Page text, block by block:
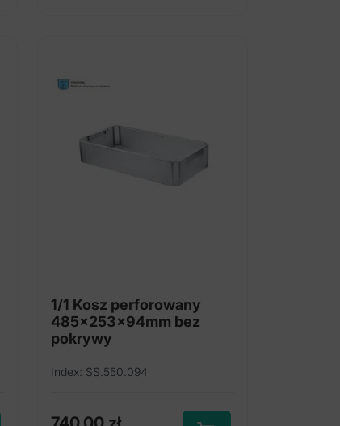
1/1 Kosz perforowany
485x253x94mm bez
pokrywy
Index: SS.550.094